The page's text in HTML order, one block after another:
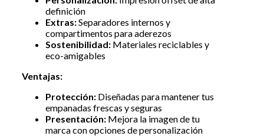
definición
Extras:Separadores internos y
compartimentos para aderezos
Sostenibilidad: Materiales reciclables y
eco-amigables
Ventajas:
Protección: Diseñadas para mantener tus
empanadas frescas y seguras
Presentación: Mejora la imagen de tu
marca con opciones de personalización